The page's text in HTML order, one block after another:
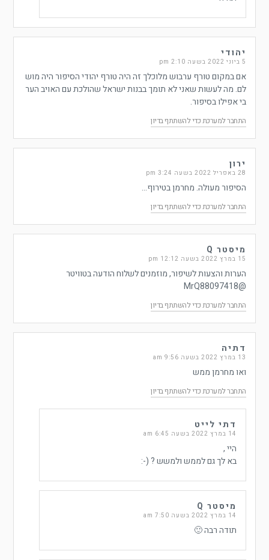
יהודי
5 ביוני 2022 בשעה 2:10 pm
אם במקום טורף ערבוש מלוכלך זה היה טורף יהודי הסיפור היה מוש
לם. מה לעשות שאני לא תומך בבנות ישראל שהולכת עם האויב הער
בי אפילו בסיפור.
התחבר למערכת כדי להשתתף בדיון
ירון
28 באפריל 2022 בשעה 3:24 pm
הסיפור מעולה. מחרמן בטירוף…
התחבר למערכת כדי להשתתף בדיון
מיסטר Q
15 במרץ 2022 בשעה 12:12 pm
הערות והצעות לשיפור, מוזמנים לשלוח הודעה בטוויטר
@MrQ88097418
התחבר למערכת כדי להשתתף בדיון
דתיה
13 במרץ 2022 בשעה 9:56 am
ואו מחרמן ממש
התחבר למערכת כדי להשתתף בדיון
דתי לייט
14 במרץ 2022 בשעה 6:45 am
היי ,
בא לך גם לממש ולמשש ? (-:
מיסטר Q
14 במרץ 2022 בשעה 7:50 am
תודה רבה 🙂